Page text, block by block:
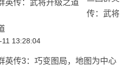
传：武将
11 13:28:04